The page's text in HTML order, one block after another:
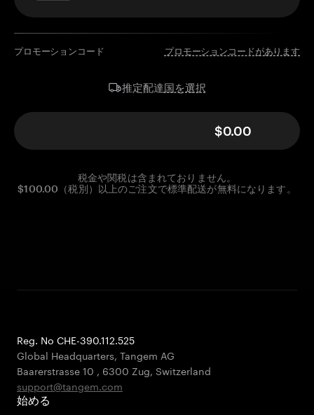
プロモーションコード プロモーションコードがあります
推定配達国を選択
$0.00
税金や関税は含まれておりません。
$100.00（税別）以上のご注文で標準配送が無料になります。
Reg. No CHE-390.112.525
Global Headquarters, Tangem AG
Baarerstrasse 10 , 6300 Zug, Switzerland
support@tangem.com
始める